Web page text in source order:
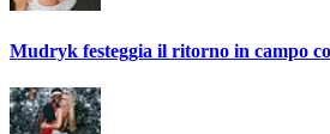
Mudryk festeggia il ritorno in campo